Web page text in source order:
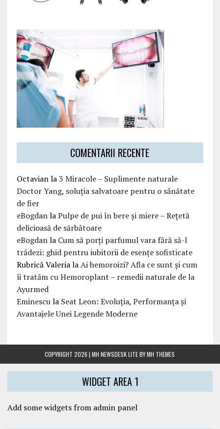
COMENTARII RECENTE
Octavianla3 Miracole – Suplimente naturale
Doctor Yang, soluția salvatoare pentru o sănătate
de fier
eBogdanlaPulpe de pui în bere și miere – Rețetă
delicioasă de sărbătoare
eBogdanla Cum să porți parfumul vara fără să-l
trădezi: ghid pentru iubitorii de esențe sofisticate
Rubrică ValerialaAi hemoroizi? Afla ce sunt și cum
îi tratăm cu Hemoroplant – remedii naturale de la
Ayurmed
Eminescula Seat Leon: Evoluția, Performanța și
Avantajele Unei Legende Moderne
COPYRIGHT 2026 | MH NEWSDESK LITE BYMH THEMES
WIDGET AREA 1
Add some widgets from admin panel